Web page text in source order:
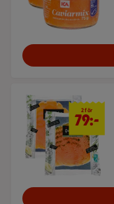
2 för 79 kr
2 för
79:-